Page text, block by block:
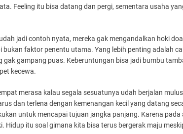
Feeling itu bisa datang dan pergi, sementara usaha
jadi contoh nyata, mereka gak mengandalkan hoki
faktor penentu utama. Yang lebih penting adalah
gak gampang puas. Keberuntungan bisa jadi bumbu
kecewa.
merasa kalau segala sesuatunya udah berjalan
dan terlena dengan kemenangan kecil yang datang
untuk mencapai tujuan jangka panjang. Karena pada
Hidup itu soal gimana kita bisa terus bergerak maju